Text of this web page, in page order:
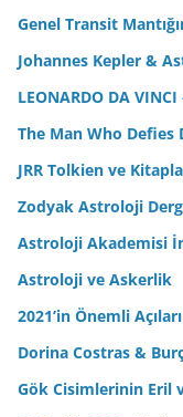
Genel Transit
Johannes Kepler &
LEONARDO DA
The Man Who Defies
JRR Tolkien ve
Zodyak Astroloji
Astroloji Akademisi
Astroloji ve Askerlik
2021’in Önemli
Dorina Costras &
Gök Cisimlerinin Eril